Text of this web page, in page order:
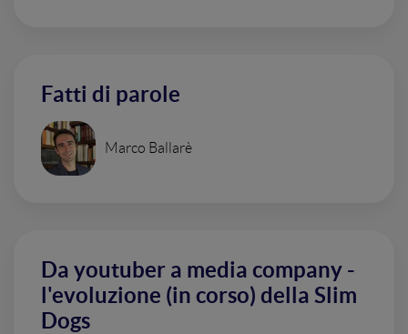
Fatti di parole
Marco Ballarè
Da youtuber a media company -
l'evoluzione (in corso) della Slim
Dogs